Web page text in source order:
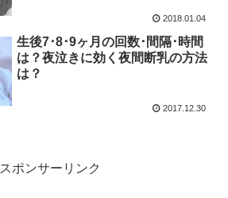
2018.01.04
生後7･8･9ヶ月の回数･間隔･時間
は？夜泣きに効く夜間断乳の方法
は？
2017.12.30
スポンサーリンク